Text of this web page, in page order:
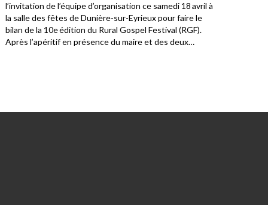
l’invitation de l’équipe d’organisation ce samedi 18 avril à
la salle des fêtes de Dunière-sur-Eyrieux pour faire le
bilan de la 10e édition du Rural Gospel Festival (RGF).
Après l’apéritif en présence du maire et des deux